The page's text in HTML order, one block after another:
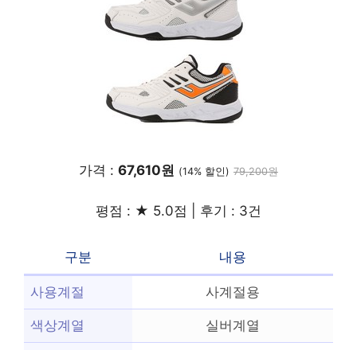
가격 : 67,610원 (14% 할인) 79,200원
평점 : ★ 5.0점 | 후기 : 3건
구분 내용
사용계절 사계절용
색상계열 실버계열